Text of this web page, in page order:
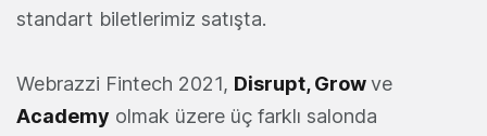
standart biletlerimiz satışta.
Webrazzi Fintech 2021, Disrupt, Growve
Academy olmak üzere üç farklı salonda